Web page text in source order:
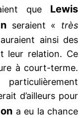
que Lewis
seraient « très
ainsi des
leur relation. Ce
à court-terme.
d’ailleurs pour
a eu la chance